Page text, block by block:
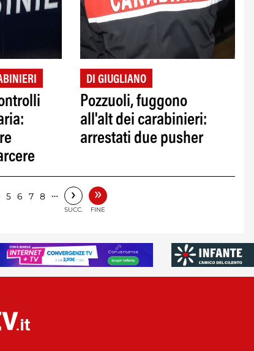
DI GIUGLIANO
Pozzuoli, fuggono
all'alt dei carabinieri:
arrestati due pusher
5 6 7 8 … ›
SUCC.
»
FINE